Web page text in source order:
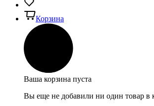
Корзина
Ваша корзина пуста
Вы еще не добавили ни один товар в